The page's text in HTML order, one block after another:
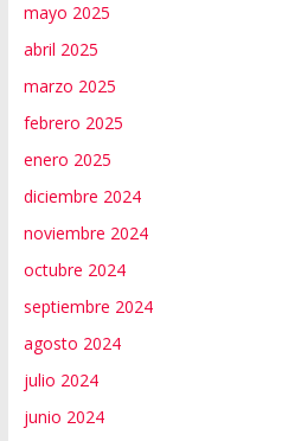
mayo 2025
abril 2025
marzo 2025
febrero 2025
enero 2025
diciembre 2024
noviembre 2024
octubre 2024
septiembre 2024
agosto 2024
julio 2024
junio 2024